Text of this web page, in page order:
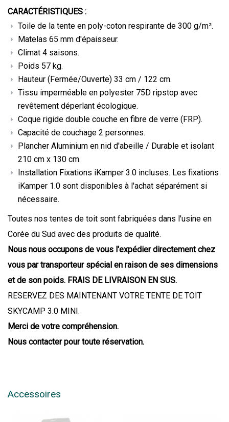
CARACTÉRISTIQUES :
Toile de la tente en poly-coton respirante de 300 g/m².
Matelas 65 mm d'épaisseur.
Climat 4 saisons.
Poids 57 kg.
Hauteur (Fermée/Ouverte) 33 cm / 122 cm.
Tissu imperméable en polyester 75D ripstop avec
revêtement déperlant écologique.
Coque rigide double couche en fibre de verre (FRP).
Capacité de couchage 2 personnes.
Plancher Aluminium en nid d'abeille / Durable et isolant
210 cm x 130 cm.
Installation Fixations iKamper 3.0 incluses. Les fixations
iKamper 1.0 sont disponibles à l'achat séparément si
nécessaire.
Toutes nos tentes de toit sont fabriquées dans l'usine en
Corée du Sud avec des produits de qualité.
Nous nous occupons de vous l'expédier directement chez
vous par transporteur spécial en raison de ses dimensions
et de son poids. FRAIS DE LIVRAISON EN SUS.
RESERVEZ DES MAINTENANT VOTRE TENTE DE TOIT
SKYCAMP 3.0 MINI.
Merci de votre compréhension.
Nous contacter pour toute réservation.
Accessoires